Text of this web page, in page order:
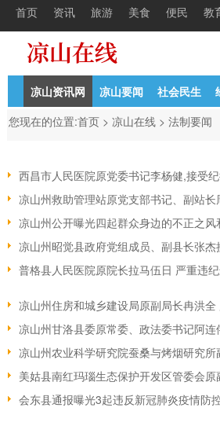
首页 资讯 旅游 美食 便民 教
凉山资讯网 凉山要闻 社会民生
您现在的位置:首页 > 凉山在线 > 法制要闻
西昌市人民医院原党委书记李杨健,接受
凉山州救助管理站原党支部书记、副站
凉山州公开曝光四起群众身边的不正之
凉山州昭觉县政府党组成员、副县长张
普格县人民医院原院长拉马伍日 严重违
凉山州住房和城乡建设局原副局长冉洪
凉山州甘洛县委原常委、政法委书记阿
凉山州农业科学研究院蚕桑与烤烟研究
美姑县南红玛瑙生态保护开发区管委会
会东县通报曝光3起违反新冠肺炎疫情防